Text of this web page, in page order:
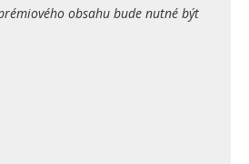
obsahu bude nutné být